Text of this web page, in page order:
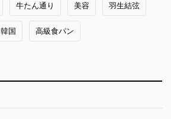
牛たん通り 美容 羽生結弦
韓国 高級食パン